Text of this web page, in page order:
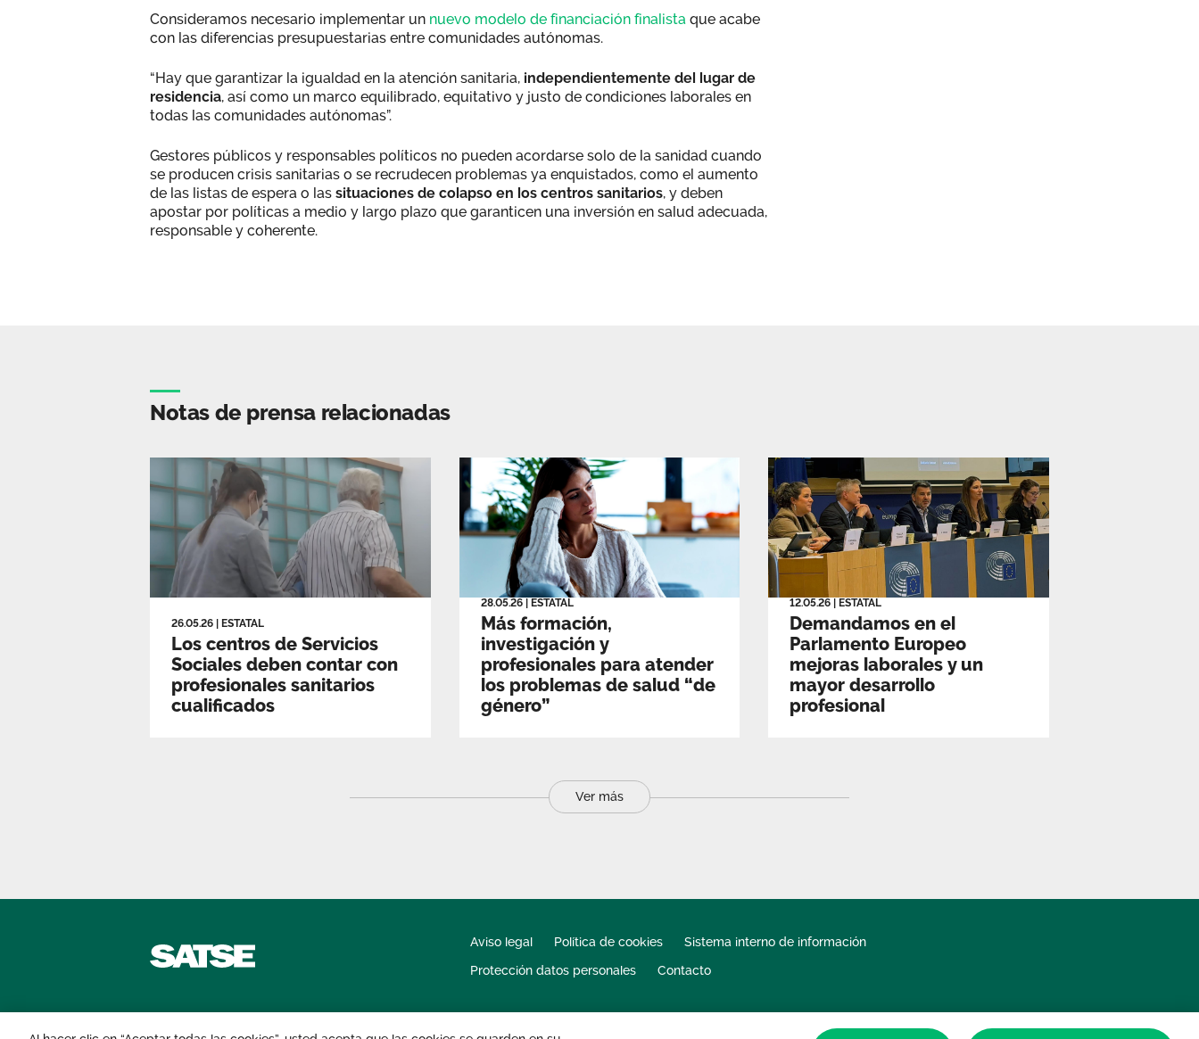
Consideramos necesario implementar un nuevo modelo de financiación finalista que acabe
con las diferencias presupuestarias entre comunidades autónomas.
“Hay que garantizar la igualdad en la atención sanitaria, independientemente del lugar de
residencia, así como un marco equilibrado, equitativo y justo de condiciones laborales en
todas las comunidades autónomas”.
Gestores públicos y responsables políticos no pueden acordarse solo de la sanidad cuando
se producen crisis sanitarias o se recrudecen problemas ya enquistados, como el aumento
de las listas de espera o las situaciones de colapso en los centros sanitarios, y deben
apostar por políticas a medio y largo plazo que garanticen una inversión en salud adecuada,
responsable y coherente.
Notas de prensa relacionadas
26.05.26 ESTATAL
Los centros de Servicios
Sociales deben contar con
profesionales sanitarios
cualificados
28.05.26 ESTATAL
Más formación,
investigación y
profesionales para atender
los problemas de salud “de
género”
12.05.26 ESTATAL
Demandamos en el
Parlamento Europeo
mejoras laborales y un
mayor desarrollo
profesional
Ver más
Aviso legal Política de cookies
Sistema interno de información
Protección datos personales
Contacto